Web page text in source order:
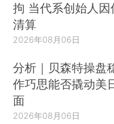
拘 当代系创始人因
清算
2026年08月06日
分析｜贝森特操盘
作巧思能否撬动美
面
2026年08月06日